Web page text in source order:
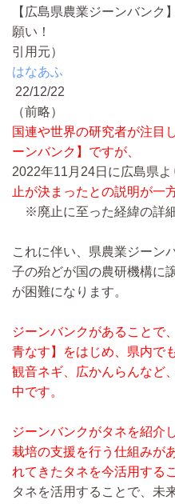
【広島県農業ジーンバンク
願い！
引用元）
はなあふ
22/12/22
（前略）
国連や世界の研究者が注目
ーンバンク】ですが、
2022年11月24日に広島県よ
止が決まったとの説明が一
※廃止に至った経緯の詳細
これに伴い、県農業ジーン
子の殆どが国の農研機構に
が困難になります。
ジーンバンクがあることで
青なす】をはじめ、県内で
観音ネギ、広かんらんなど
中です。
ジーンバンクがタネを紹介
栽培の支援を行う仕組みが
れてきたタネを今活用する
タネを活用することで、未